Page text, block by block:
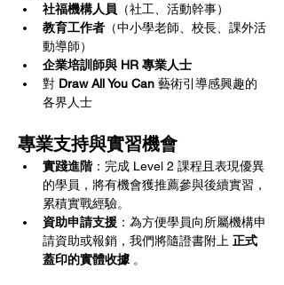
社福機構人員 （社工、活動幹事）
教育工作者 （中小學老師、校長、課外活
動導師）
企業培訓師與 HR 專業人士
對 Draw All You Can 藝術引導感興趣的
各界人士
專業支持與實習機會
實踐進階：完成 Level 2 課程且表現優異
的學員，將有機會獲推薦參與後續實習，
累積實戰經驗。
資助申請支援 ：為方便學員向所屬機構申
請資助或報銷，我們將隨證書附上 正式
蓋印的實體收據 。